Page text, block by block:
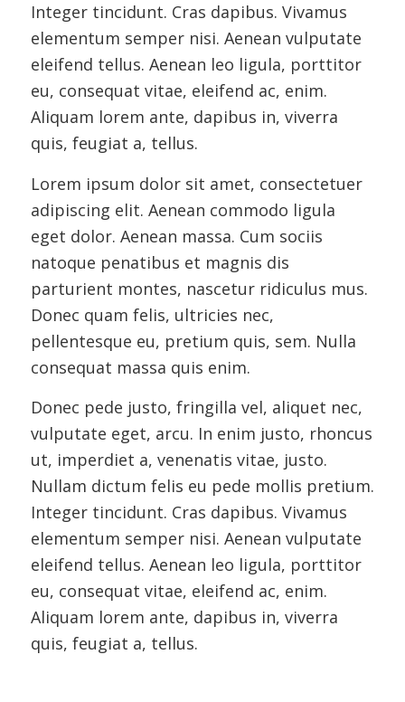
Integer tincidunt. Cras dapibus. Vivamus
elementum semper nisi. Aenean vulputate
eleifend tellus. Aenean leo ligula, porttitor
eu, consequat vitae, eleifend ac, enim.
Aliquam lorem ante, dapibus in, viverra
quis, feugiat a, tellus.
Lorem ipsum dolor sit amet, consectetuer
adipiscing elit. Aenean commodo ligula
eget dolor. Aenean massa. Cum sociis
natoque penatibus et magnis dis
parturient montes, nascetur ridiculus mus.
Donec quam felis, ultricies nec,
pellentesque eu, pretium quis, sem. Nulla
consequat massa quis enim.
Donec pede justo, fringilla vel, aliquet nec,
vulputate eget, arcu. In enim justo, rhoncus
ut, imperdiet a, venenatis vitae, justo.
Nullam dictum felis eu pede mollis pretium.
Integer tincidunt. Cras dapibus. Vivamus
elementum semper nisi. Aenean vulputate
eleifend tellus. Aenean leo ligula, porttitor
eu, consequat vitae, eleifend ac, enim.
Aliquam lorem ante, dapibus in, viverra
quis, feugiat a, tellus.